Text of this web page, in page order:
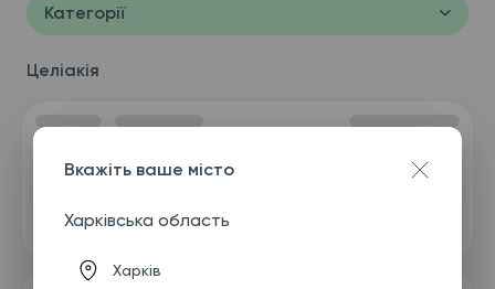
Категорії
Целіакія
Вкажіть ваше місто
Харківська область
Харків